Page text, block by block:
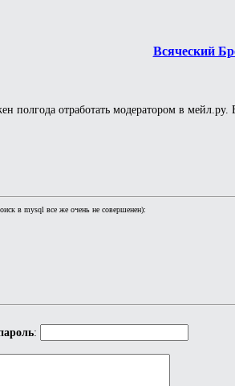
Всяческий
полгода отработать модератором в
в mysql все же очень не совершенен):
: